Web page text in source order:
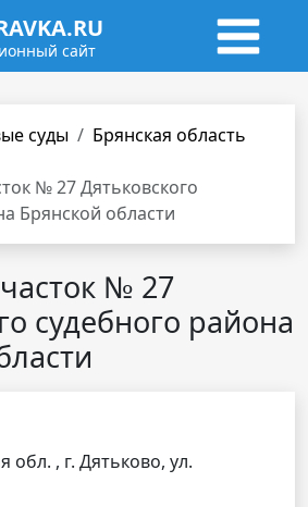
сайт
суды
Брянская область
№ 27 Дятьковского
Брянской области
№ 27
судебного района
обл. , г. Дятьково, ул.